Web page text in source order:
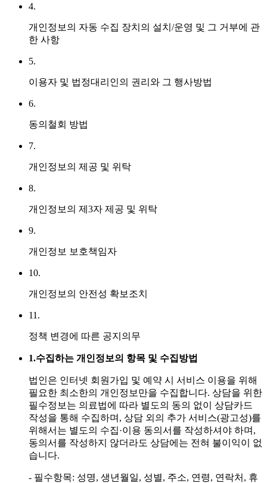
4.
개인정보의 자동 수집 장치의 설치/운영 및 그 거부에 관
한 사항
5.
이용자 및 법정대리인의 권리와 그 행사방법
6.
동의철회 방법
7.
개인정보의 제공 및 위탁
8.
개인정보의 제3자 제공 및 위탁
9.
개인정보 보호책임자
10.
개인정보의 안전성 확보조치
11.
정책 변경에 따른 공지의무
1.수집하는 개인정보의 항목 및 수집방법
법인은 인터넷 회원가입 및 예약 시 서비스 이용을 위해
필요한 최소한의 개인정보만을 수집합니다. 상담을 위한
필수정보는 의료법에 따라 별도의 동의 없이 상담카드
작성을 통해 수집하며, 상담 외의 추가 서비스(광고성)를
위해서는 별도의 수집·이용 동의서를 작성하셔야 하며,
동의서를 작성하지 않더라도 상담에는 전혀 불이익이 없
습니다.
- 필수항목: 성명, 생년월일, 성별, 주소, 연령, 연락처, 휴